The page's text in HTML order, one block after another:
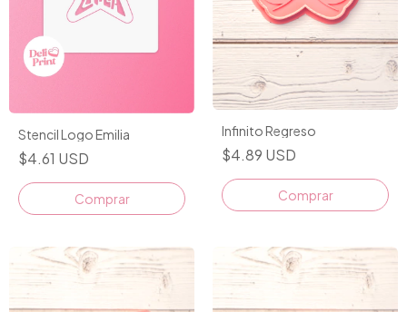
Stencil Logo Emilia
$4.61 USD
Comprar
Infinito Regreso
$4.89 USD
Comprar